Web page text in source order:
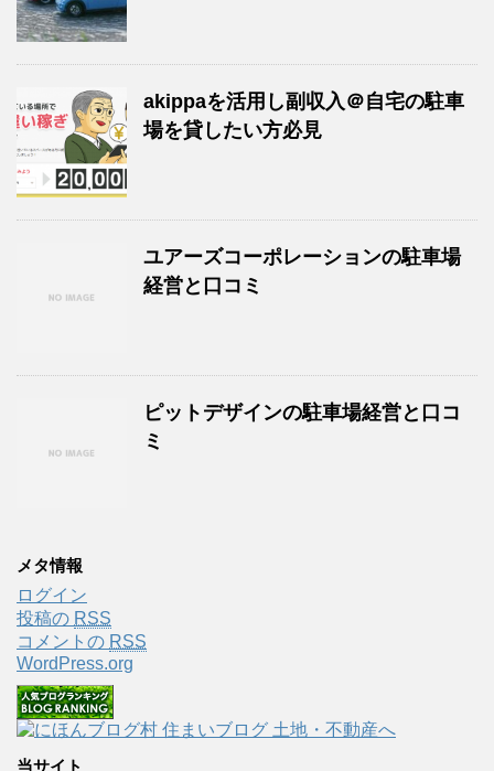
akippaを活用し副収入＠自宅の駐車
場を貸したい方必見
ユアーズコーポレーションの駐車場
経営と口コミ
ピットデザインの駐車場経営と口コ
ミ
メタ情報
ログイン
投稿の RSS
コメントの RSS
WordPress.org
当サイト